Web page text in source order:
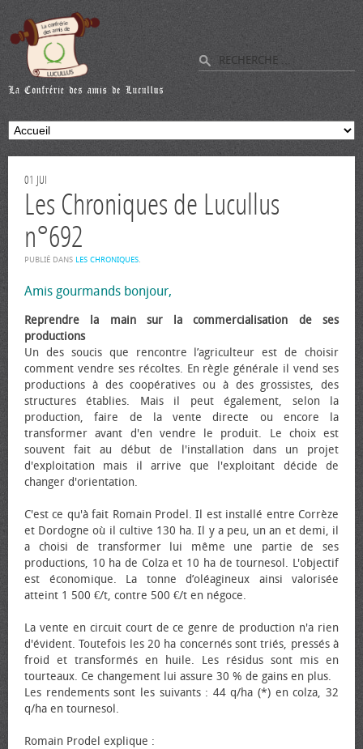
01 JUI
Les Chroniques de Lucullus
n°692
PUBLIÉ DANS LES CHRONIQUES.
Amis gourmands bonjour,
Reprendre la main sur la commercialisation de ses
productions
Un des soucis que rencontre l’agriculteur est de choisir
comment vendre ses récoltes. En règle générale il vend ses
productions à des coopératives ou à des grossistes, des
structures établies. Mais il peut également, selon la
production, faire de la vente directe ou encore la
transformer avant d'en vendre le produit. Le choix est
souvent fait au début de l'installation dans un projet
d'exploitation mais il arrive que l'exploitant décide de
changer d'orientation.
C'est ce qu'à fait Romain Prodel. Il est installé entre Corrèze
et Dordogne où il cultive 130 ha. Il y a peu, un an et demi, il
a choisi de transformer lui même une partie de ses
productions, 10 ha de Colza et 10 ha de tournesol. L'objectif
est économique. La tonne d’oléagineux ainsi valorisée
atteint 1 500 €/t, contre 500 €/t en négoce.
La vente en circuit court de ce genre de production n'a rien
d'évident. Toutefois les 20 ha concernés sont triés, pressés à
froid et transformés en huile. Les résidus sont mis en
tourteaux. Ce changement lui assure 30 % de gains en plus.
Les rendements sont les suivants : 44 q/ha (*) en colza, 32
q/ha en tournesol.
Romain Prodel explique :